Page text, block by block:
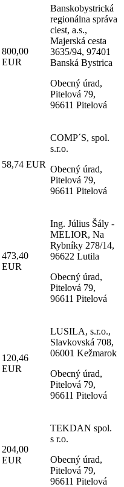
800,00
EUR
Banskobystrická
regionálna správa
ciest, a.s.,
Majerská cesta
3635/94, 97401
Banská Bystrica
Obecný úrad,
Pitelová 79,
96611 Pitelová
58,74 EUR
COMP´S, spol.
s.r.o.
Obecný úrad,
Pitelová 79,
96611 Pitelová
473,40
EUR
Ing. Július Šály -
MELIOR, Na
Rybníky 278/14,
96622 Lutila
Obecný úrad,
Pitelová 79,
96611 Pitelová
120,46
EUR
LUSILA, s.r.o.,
Slavkovská 708,
06001 Kežmarok
Obecný úrad,
Pitelová 79,
96611 Pitelová
204,00
EUR
TEKDAN spol.
s r.o.
Obecný úrad,
Pitelová 79,
96611 Pitelová